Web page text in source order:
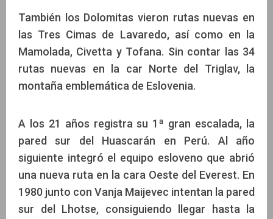
También los Dolomitas vieron rutas nuevas en
las Tres Cimas de Lavaredo, así como en la
Mamolada, Civetta y Tofana. Sin contar las 34
rutas nuevas en la car Norte del Triglav, la
montaña emblemática de Eslovenia.
A los 21 años registra su 1ª gran escalada, la
pared sur del Huascarán en Perú. Al año
siguiente integró el equipo esloveno que abrió
una nueva ruta en la cara Oeste del Everest. En
1980 junto con Vanja Maijevec intentan la pared
sur del Lhotse, consiguiendo llegar hasta la